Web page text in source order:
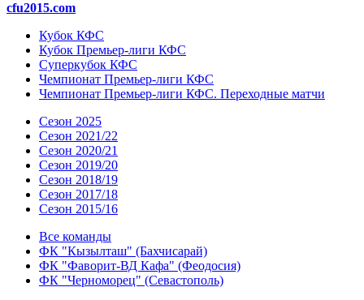
cfu2015.com
Кубок КФС
Кубок Премьер-лиги КФС
Суперкубок КФС
Чемпионат Премьер-лиги КФС
Чемпионат Премьер-лиги КФС. Переходные матчи
Сезон 2025
Сезон 2021/22
Сезон 2020/21
Сезон 2019/20
Сезон 2018/19
Сезон 2017/18
Сезон 2015/16
Все команды
ФК "Кызылташ" (Бахчисарай)
ФК "Фаворит-ВД Кафа" (Феодосия)
ФК "Черноморец" (Севастополь)